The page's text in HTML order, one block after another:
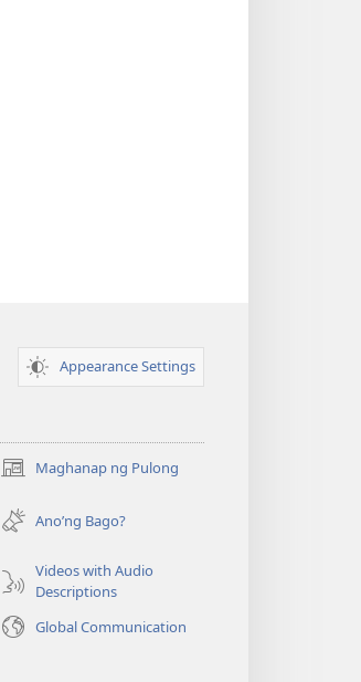
Appearance Settings
Maghanap ng Pulong
(may
na
window)
Ano’ng Bago?
Videos with Audio
Descriptions
Global Communication